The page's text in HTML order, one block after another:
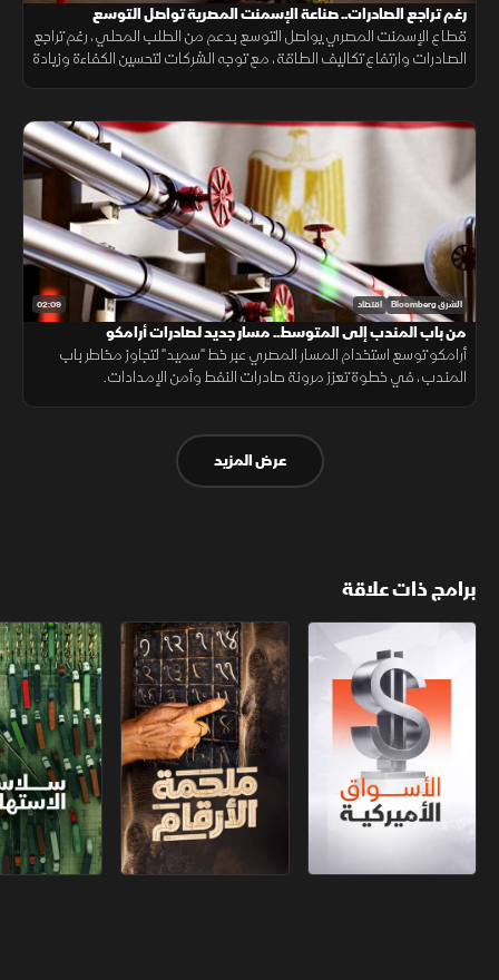
رغم تراجع الصادرات.. صناعة الإسمنت المصرية تواصل التوسع
قطاع الإسمنت المصري يواصل التوسع بدعم من الطلب المحلي، رغم تراجع
الصادرات وارتفاع تكاليف الطاقة، مع توجه الشركات لتحسين الكفاءة وزيادة
02:09 الشرق Bloomberg اقتصاد
من باب المندب إلى المتوسط.. مسار جديد لصادرات أرامكو
أرامكو توسع استخدام المسار المصري عبر خط "سميد" لتجاوز مخاطر باب
المندب، في خطوة تعزز مرونة صادرات النفط وأمن الإمدادات.
عرض المزيد
برامج ذات علاقة
الأسواق الأميركية ملحمة الأرقام سلاسل